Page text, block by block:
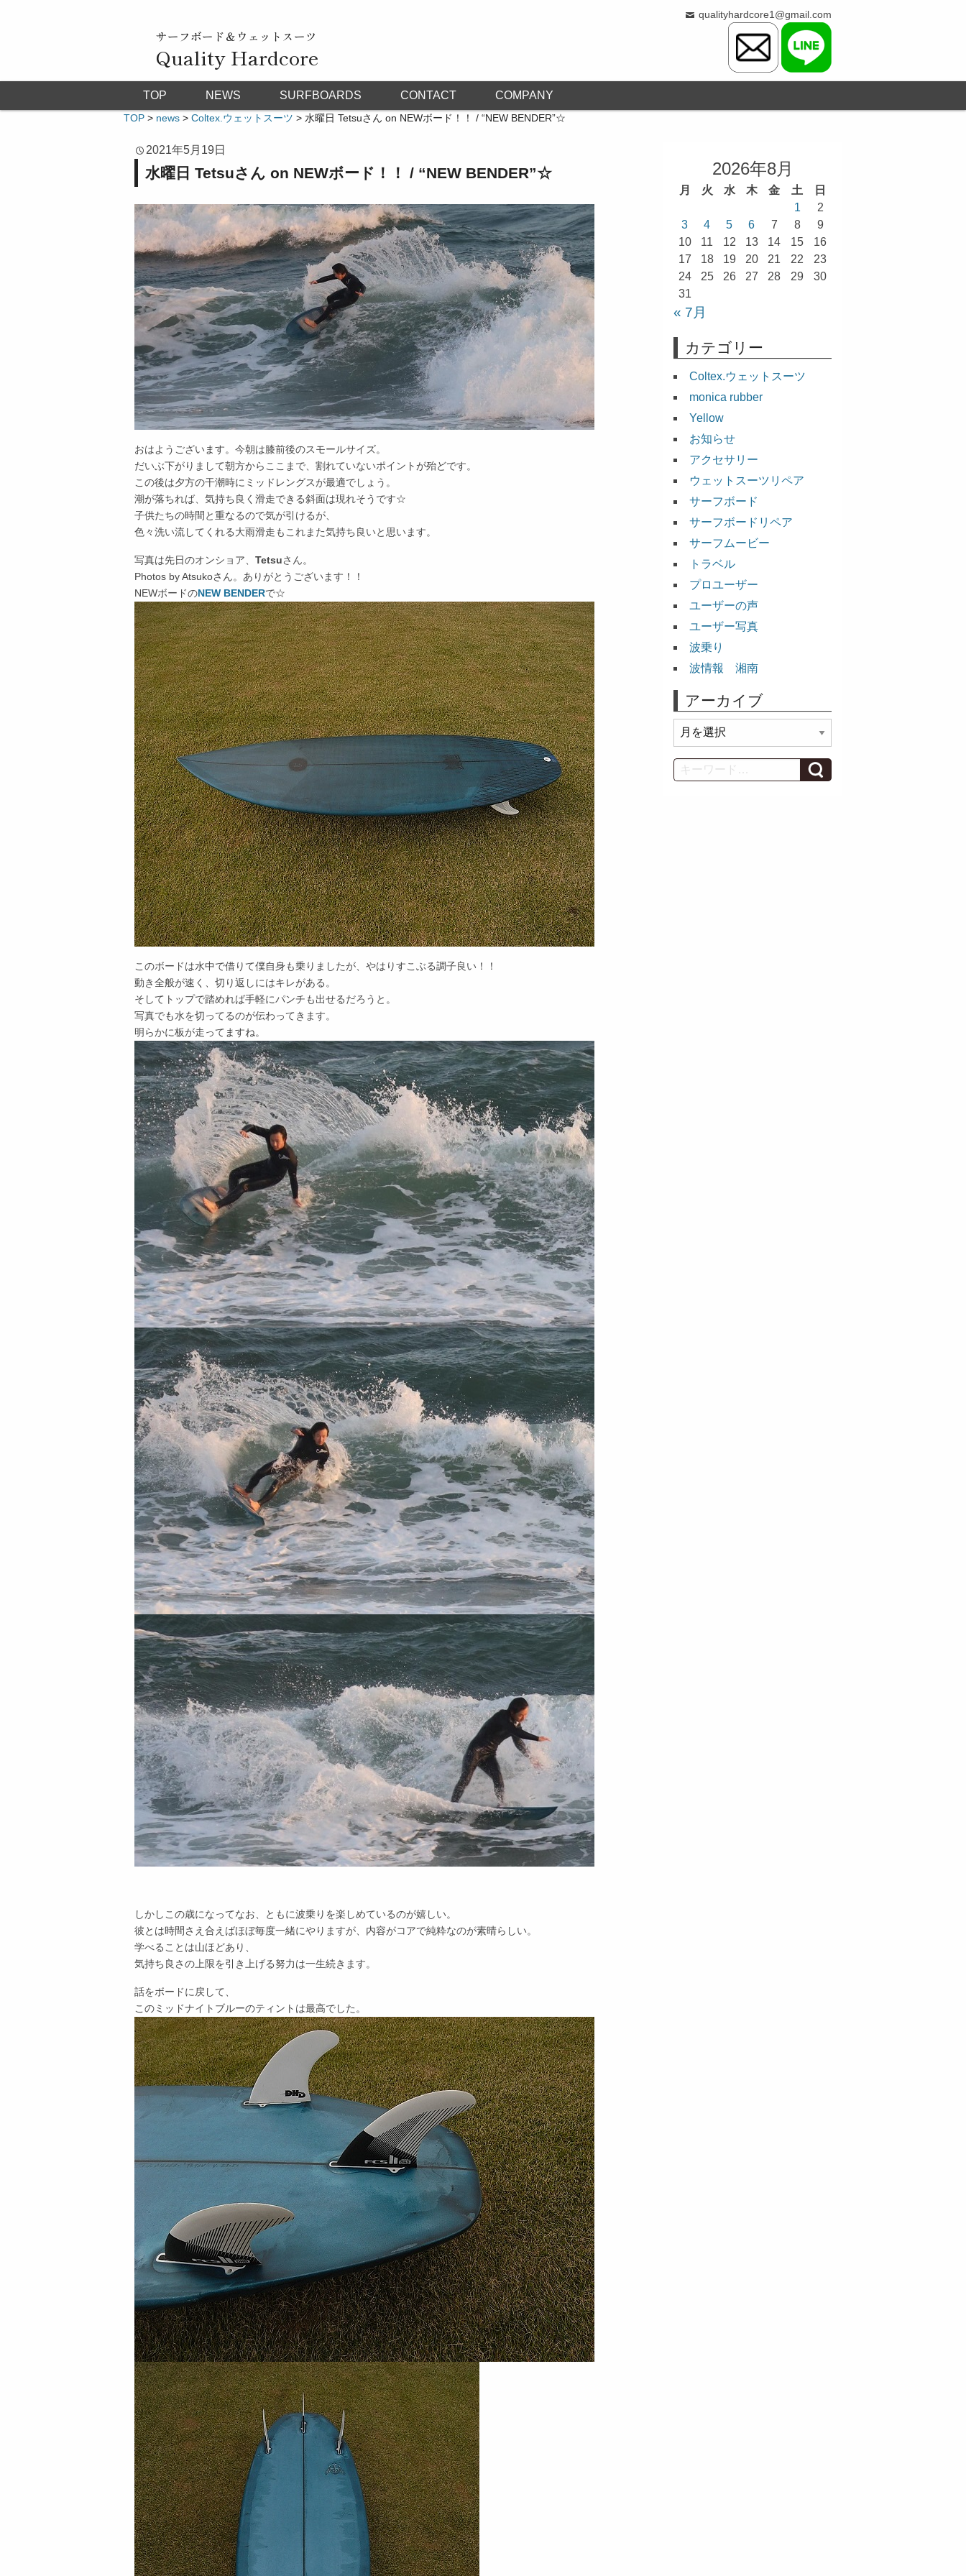
サーフボード＆ウェットスーツ
Quality Hardcore
qualityhardcore1@gmail.com
TOP NEWS SURFBOARDS CONTACT COMPANY
TOP > news > Coltex.ウェットスーツ > 水曜日 Tetsuさん on NEWボード！！ / “NEW BENDER”☆
2021年5月19日
水曜日 Tetsuさん on NEWボード！！ / “NEW BENDER”☆
おはようございます。今朝は膝前後のスモールサイズ。
だいぶ下がりまして朝方からここまで、割れていないポイントが殆どです。
この後は夕方の干潮時にミッドレングスが最適でしょう。
潮が落ちれば、気持ち良く滑走できる斜面は現れそうです☆
子供たちの時間と重なるので気が引けるが、
色々洗い流してくれる大雨滑走もこれまた気持ち良いと思います。
写真は先日のオンショア、 Tetsuさん。
Photos by Atsukoさん。ありがとうございます！！
NEWボードのNEW BENDERで☆
このボードは水中で借りて僕自身も乗りましたが、やはりすこぶる調子良い！！
動き全般が速く、切り返しにはキレがある。
そしてトップで踏めれば手軽にパンチも出せるだろうと。
写真でも水を切ってるのが伝わってきます。
明らかに板が走ってますね。
しかしこの歳になってなお、ともに波乗りを楽しめているのが嬉しい。
彼とは時間さえ合えばほぼ毎度一緒にやりますが、内容がコアで純粋なのが素晴らしい。
学べることは山ほどあり、
気持ち良さの上限を引き上げる努力は一生続きます。
話をボードに戻して、
このミッドナイトブルーのティントは最高でした。
2026年8月
月 火 水 木 金 土
日
1
2
3
4 5 6 7 8
9
10
11 12 13 14 15
16
17
18 19 20 21 22
23
24
25 26 27 28 29
30
31
« 7月
カテゴリー
Coltex.ウェットスーツ
monica rubber
Yellow
お知らせ
アクセサリー
ウェットスーツリペア
サーフボード
サーフボードリペア
サーフムービー
トラベル
プロユーザー
ユーザーの声
ユーザー写真
波乗り
波情報 湘南
アーカイブ
ー
カ
イ
Search